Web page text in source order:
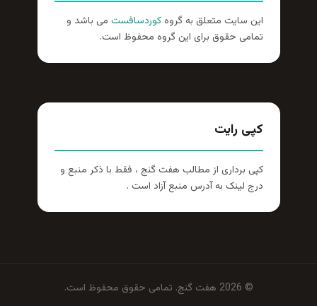
این سایت متعلق به گروهکوردسافست می باشد و
تمامی حقوق برای این گروه محفوظ است.
کپی رایت
کپی برداری از مطالب هفت گنج ، فقط با ذکر منبع و
درج لینک به آدرس منبع آزاد است .
© 2026 هفت گنج. تمامی حقوق محفوظ است.